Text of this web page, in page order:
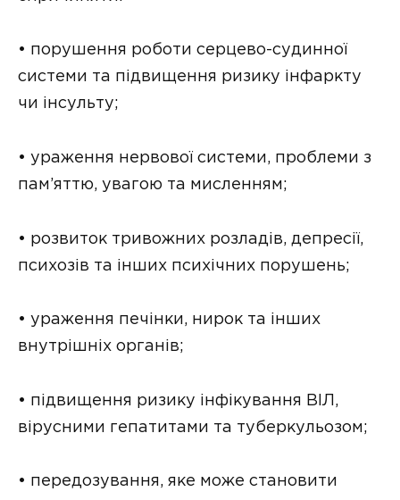
• порушення роботи серцево-судинної
системи та підвищення ризику інфаркту
чи інсульту;
• ураження нервової системи, проблеми з
пам’яттю, увагою та мисленням;
• розвиток тривожних розладів, депресії,
психозів та інших психічних порушень;
• ураження печінки, нирок та інших
внутрішніх органів;
• підвищення ризику інфікування ВІЛ,
вірусними гепатитами та туберкульозом;
• передозування, яке може становити